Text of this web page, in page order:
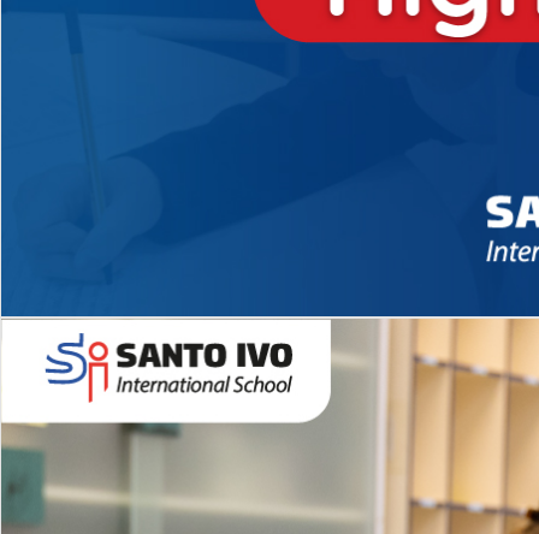
Novidades 2026 High School
EDUCAÇÃO INFANTIL
Inglês todos os dias